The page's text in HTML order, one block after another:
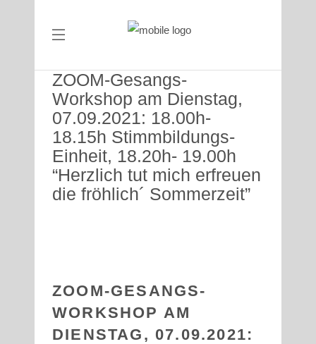
ZOOM-Gesangs-
Workshop am Dienstag,
07.09.2021: 18.00h-
18.15h Stimmbildungs-
Einheit, 18.20h- 19.00h
“Herzlich tut mich erfreuen
die fröhlich´ Sommerzeit”
ZOOM-GESANGS-
WORKSHOP AM
DIENSTAG, 07.09.2021: